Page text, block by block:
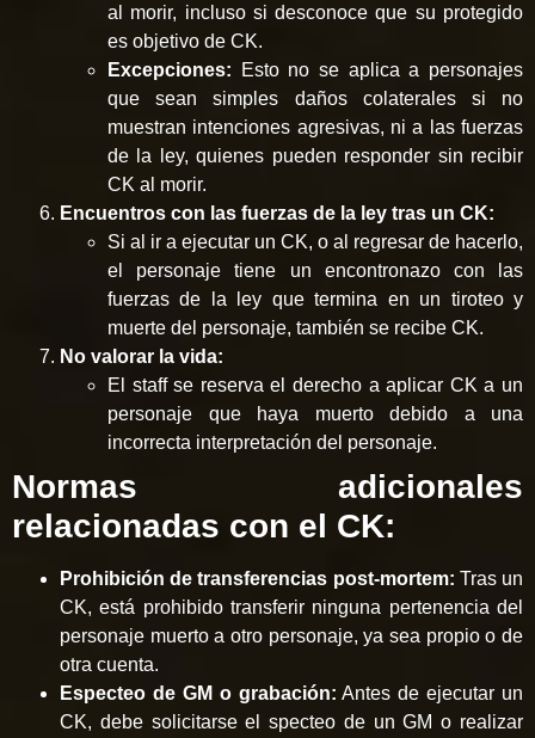
al morir, incluso si desconoce que su protegido
es objetivo de CK.
Excepciones: Esto no se aplica a personajes
que sean simples daños colaterales si no
muestran intenciones agresivas, ni a las fuerzas
de la ley, quienes pueden responder sin recibir
CK al morir.
Encuentros con las fuerzas de la ley tras un CK:
Si al ir a ejecutar un CK, o al regresar de hacerlo,
el personaje tiene un encontronazo con las
fuerzas de la ley que termina en un tiroteo y
muerte del personaje, también se recibe CK.
No valorar la vida:
El staff se reserva el derecho a aplicar CK a un
personaje que haya muerto debido a una
incorrecta interpretación del personaje.
Normas adicionales
relacionadas con el CK:
Prohibición de transferencias post-mortem: Tras un
CK, está prohibido transferir ninguna pertenencia del
personaje muerto a otro personaje, ya sea propio o de
otra cuenta.
Especteo de GM o grabación: Antes de ejecutar un
CK, debe solicitarse el specteo de un GM o realizar